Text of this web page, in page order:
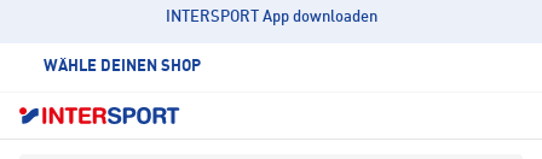
INTERSPORT App downloaden
WÄHLE DEINEN SHOP